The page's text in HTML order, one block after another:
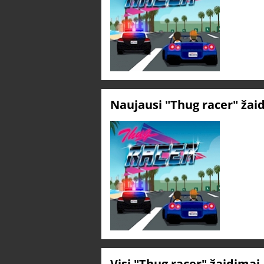
Naujausi "Thug racer"